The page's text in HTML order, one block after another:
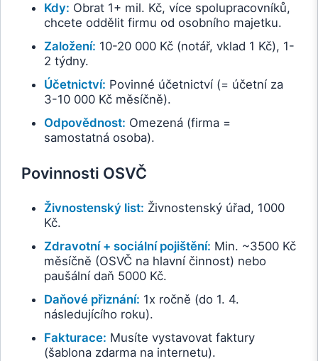
Kdy: Obrat 1+ mil. Kč, více spolupracovníků,
chcete oddělit firmu od osobního majetku.
Založení: 10-20 000 Kč (notář, vklad 1 Kč), 1-
2 týdny.
Účetnictví: Povinné účetnictví (= účetní za
3-10 000 Kč měsíčně).
Odpovědnost: Omezená (firma =
samostatná osoba).
Povinnosti OSVČ
Živnostenský list: Živnostenský úřad, 1000
Kč.
Zdravotní + sociální pojištění: Min. ~3500 Kč
měsíčně (OSVČ na hlavní činnost) nebo
paušální daň 5000 Kč.
Daňové přiznání: 1x ročně (do 1. 4.
následujícího roku).
Fakturace: Musíte vystavovat faktury
(šablona zdarma na internetu).